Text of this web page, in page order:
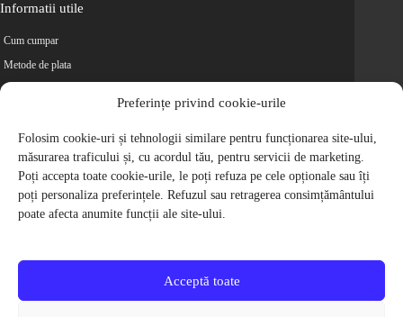
Preferințe privind cookie-urile
Folosim cookie-uri și tehnologii similare pentru funcționarea site-ului,
măsurarea traficului și, cu acordul tău, pentru servicii de marketing.
Poți accepta toate cookie-urile, le poți refuza pe cele opționale sau îți
poți personaliza preferințele. Refuzul sau retragerea consimțământului
poate afecta anumite funcții ale site-ului.
Acceptă toate
Informatii utile
Cum cumpar
Metode de plata
Retur
Cariere
Politica de Confidentialitate
Politica de cookie-uri